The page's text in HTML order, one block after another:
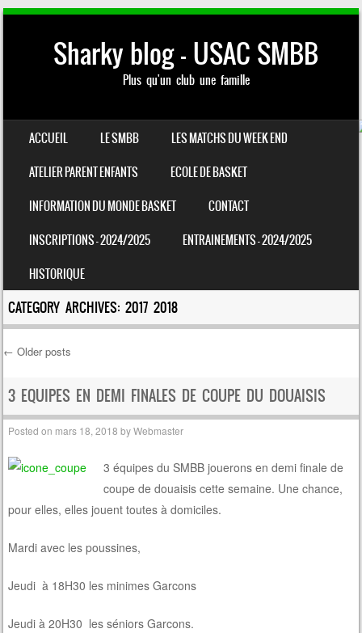
Sharky blog – USAC SMBB
Plus qu'un club une famille
MENU
SKIP TO CONTENT
ACCUEIL LE SMBB
LES MATCHS DU WEEK END
ATELIER PARENT ENFANTS
ECOLE DE BASKET
INFORMATION DU MONDE BASKET
CONTACT
INSCRIPTIONS – 2024/2025
ENTRAINEMENTS – 2024/2025
HISTORIQUE
CATEGORY ARCHIVES:2017 2018
Post navigation
← Older posts
3 EQUIPES EN DEMI FINALES DE COUPE DU DOUAISIS
Posted on mars 18, 2018 byWebmaster
3 équipes du SMBB jouerons en demi finale de
coupe de douaisis cette semaine. Une chance,
pour elles, elles jouent toutes à domiciles.
Mardi avec les poussines,
Jeudi à 18H30 les minimes Garcons
Jeudi à 20H30 les séniors Garcons.